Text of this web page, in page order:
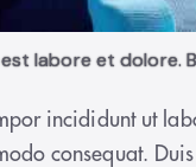
labore et dolore.
incididunt ut
consequat.